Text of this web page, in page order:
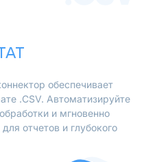
обеспечивает
.CSV. Автоматизируйте
и мгновенно
отчетов и глубокого